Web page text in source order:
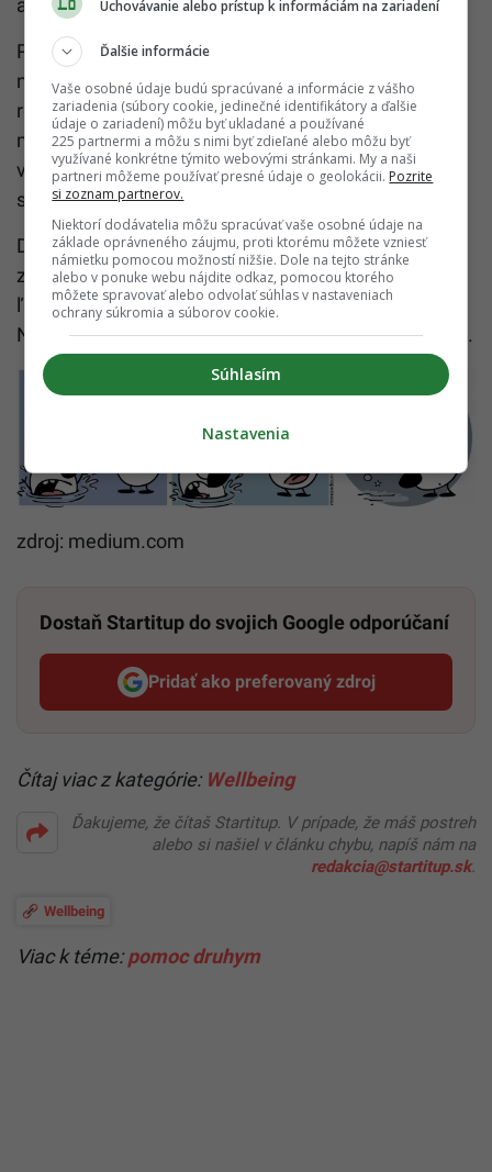
a dodnes to ľutujem.
Ponúknuť pomoc a nemôcť urobiť svoju prácu dobre
narobí viac škody ako úžitku. Je to ako keby slepec
robil kurzy maľovania. Kým s tebou strácajú čas,
mohol im pomôcť niekto iný. Tvoj milý prístup im
vlastne môže uškodiť. A tiež je to ďalší jednoduchý
spôsob, ako si zničiť vzťahy.
Drobné milé činy môžu niekomu zlepšiť život, no
zároveň mu ho aj zničiť. Ak pomôžeš nesprávnym
ľuďom, prídeš o príležitosť pomôcť tým správnym.
Než sa teda rozhodneš pomôcť, dobre si to premysli.
zdroj: medium.com
Dostaň Startitup do svojich Google odporúčaní
Pridať ako preferovaný zdroj
Startitup, odkaz sa otvorí v
Čítaj viac z kategórie: Wellbeing
Ďakujeme, že čítaš Startitup. V prípade, že máš postreh
alebo si našiel v článku chybu, napíš nám na
redakcia@startitup.sk.
Wellbeing
Viac k téme:pomoc druhym
Uchovávanie alebo prístup k informáciám na zariadení
Ďalšie informácie
Vaše osobné údaje budú spracúvané a informácie z vášho
zariadenia (súbory cookie, jedinečné identifikátory a ďalšie
údaje o zariadení) môžu byť ukladané a používané
225 partnermi a môžu s nimi byť zdieľané alebo môžu byť
využívané konkrétne týmito webovými stránkami. My a naši
partneri môžeme používať presné údaje o geolokácii. Pozrite
si zoznam partnerov.
Niektorí dodávatelia môžu spracúvať vaše osobné údaje na
základe oprávneného záujmu, proti ktorému môžete vzniesť
námietku pomocou možností nižšie. Dole na tejto stránke
alebo v ponuke webu nájdite odkaz, pomocou ktorého
môžete spravovať alebo odvolať súhlas v nastaveniach
ochrany súkromia a súborov cookie.
Súhlasím
Nastavenia